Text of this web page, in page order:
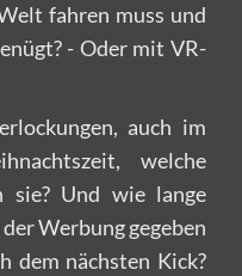
fahren muss und
- Oder mit VR-
auch im
welche
sie? Und wie lange
Werbung gegeben
dem nächsten Kick?